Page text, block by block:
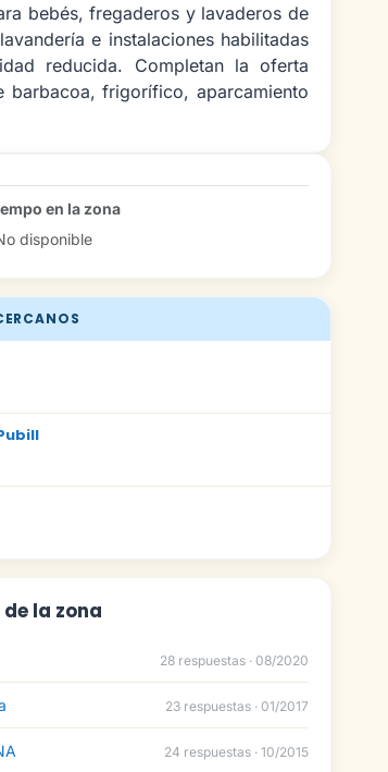
bebés, fregaderos y lavaderos de
e instalaciones habilitadas
reducida. Completan la oferta
barbacoa, frigorífico, aparcamiento
en la zona
disponible
la zona
28 respuestas · 08/2020
23 respuestas · 01/2017
24 respuestas · 10/2015